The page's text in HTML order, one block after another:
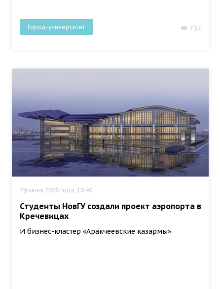
Город-университет 737
29 июня 2026 года, 10:40
Студенты НовГУ создали проект аэропорта в
Кречевицах
И бизнес-кластер «Аракчеевские казармы»